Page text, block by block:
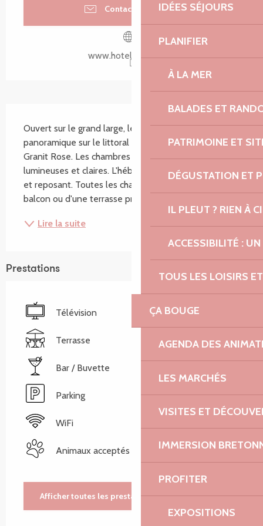
IDÉES SÉJOURS
PLANIFIER
À LA MER
BALADES ET
PATRIMOINE ET
DÉGUSTATION ET
IL PLEUT ? RIEN À
ACCESSIBILITÉ :
TOUS LES LOISIRS
ÇA BOUGE
AGENDA DES
LES MARCHÉS
VISITES ET
IMMERSION
PROFITER
EXPOSITIONS
Contacter par email
www.hoteltoeno.com
Ouvert sur le grand large, le Toëno offre une vue
panoramique sur le littoral pittoresque de la Côte de
Granit Rose. Les chambres sont spacieuses,
lumineuses et claires. L'hébergement est confortable
et reposant. Toutes les chambres disposent d'un
balcon ou d'une terrasse privée face à la mer et au...
Lire la suite
Prestations
Télévision
Terrasse
Bar / Buvette
Parking
WiFi
Animaux acceptés
Afficher toutes les prestations